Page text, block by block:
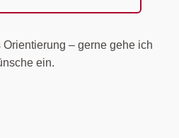
– gerne gehe ich
ein.